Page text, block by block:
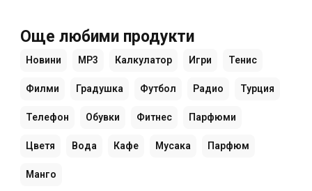
Още любими продукти
Новини MP3 Калкулатор Игри Тенис
Филми Градушка Футбол Радио Турция
Телефон Обувки Фитнес Парфюми
Цветя Вода Кафе Мусака Парфюм
Манго